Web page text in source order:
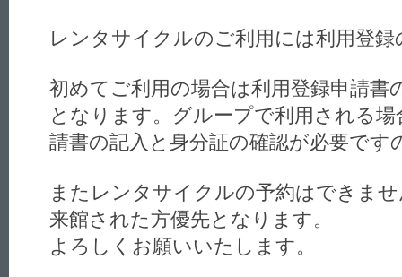
レンタサイクルのご利用には利用登
初めてご利用の場合は利用登録申請書
となります。グループで利用される
請書の記入と身分証の確認が必要です
またレンタサイクルの予約はできま
来館された方優先となります。
よろしくお願いいたします。